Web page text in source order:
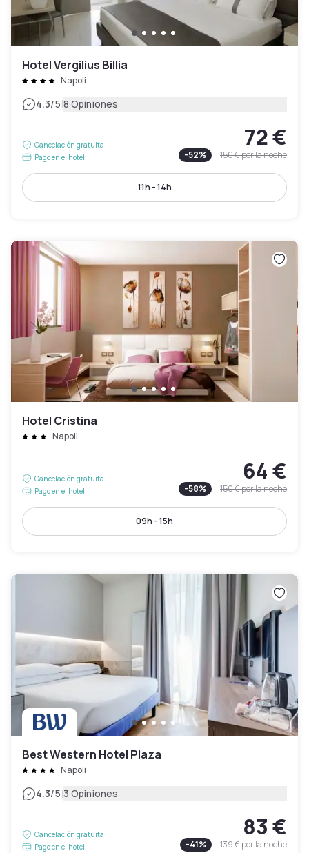
Hotel Vergilius Billia
Napoli
4.3/5|8 Opiniones
Cancelación gratuita
Pago en el hotel
72 €
-52% 150 €por la noche
11h - 14h
Hotel Cristina
Napoli
Cancelación gratuita
Pago en el hotel
64 €
-58% 150 €por la noche
09h - 15h
Best Western Hotel Plaza
Napoli
4.3/5|3 Opiniones
Cancelación gratuita
Pago en el hotel
83 €
-41% 139 €por la noche